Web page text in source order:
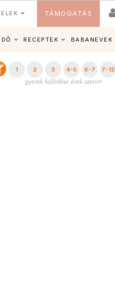
TÁMOGATÁS
RECEPTEK BABANEVEK
1 2 3 4-5 6-7 7-12